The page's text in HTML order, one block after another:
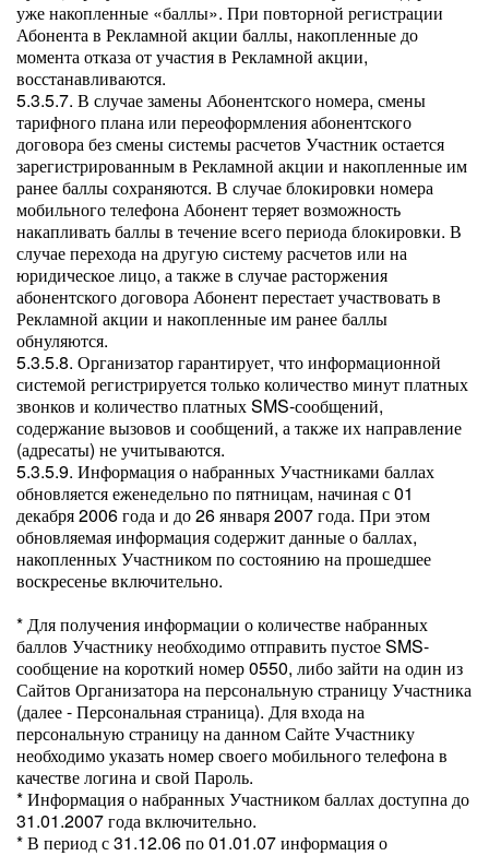
уже накопленные «баллы». При повторной регистрации
Абонента в Рекламной акции баллы, накопленные до
момента отказа от участия в Рекламной акции,
восстанавливаются.
5.3.5.7. В случае замены Абонентского номера, смены
тарифного плана или переоформления абонентского
договора без смены системы расчетов Участник остается
зарегистрированным в Рекламной акции и накопленные им
ранее баллы сохраняются. В случае блокировки номера
мобильного телефона Абонент теряет возможность
накапливать баллы в течение всего периода блокировки. В
случае перехода на другую систему расчетов или на
юридическое лицо, а также в случае расторжения
абонентского договора Абонент перестает участвовать в
Рекламной акции и накопленные им ранее баллы
обнуляются.
5.3.5.8. Организатор гарантирует, что информационной
системой регистрируется только количество минут платных
звонков и количество платных SMS-сообщений,
содержание вызовов и сообщений, а также их направление
(адресаты) не учитываются.
5.3.5.9. Информация о набранных Участниками баллах
обновляется еженедельно по пятницам, начиная с 01
декабря 2006 года и до 26 января 2007 года. При этом
обновляемая информация содержит данные о баллах,
накопленных Участником по состоянию на прошедшее
воскресенье включительно.
* Для получения информации о количестве набранных
баллов Участнику необходимо отправить пустое SMS-
сообщение на короткий номер 0550, либо зайти на один из
Сайтов Организатора на персональную страницу Участника
(далее - Персональная страница). Для входа на
персональную страницу на данном Сайте Участнику
необходимо указать номер своего мобильного телефона в
качестве логина и свой Пароль.
* Информация о набранных Участником баллах доступна до
31.01.2007 года включительно.
* В период с 31.12.06 по 01.01.07 информация о